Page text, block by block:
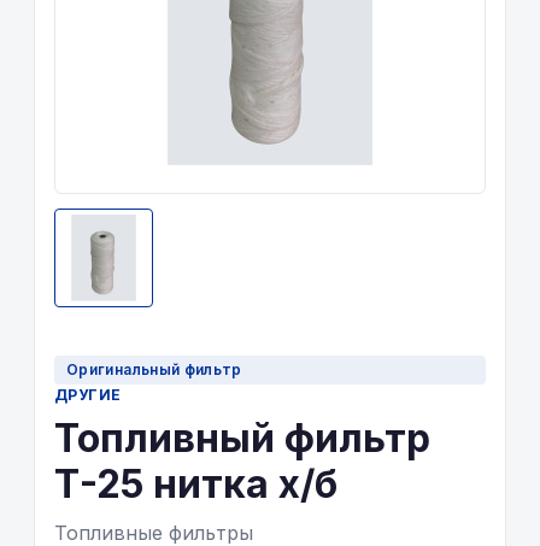
Оригинальный фильтр
ДРУГИЕ
Топливный фильтр
Т-25 нитка х/б
Топливные фильтры